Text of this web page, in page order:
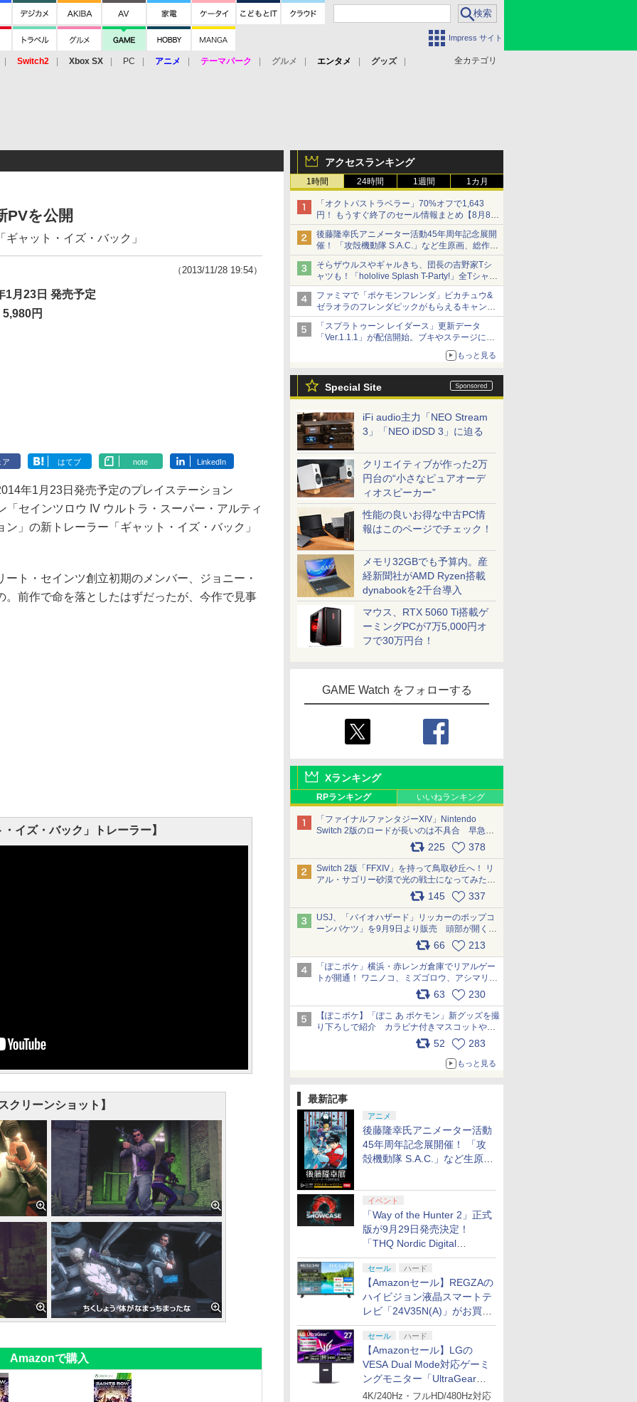
Impress サイト
全カテゴリ
Switch2 Xbox SX PC アニメ テーマパーク グルメ エンタメ
グッズ
アクセスランキング
1時間 24時間 1週間 1カ月
「オクトパストラベラー」70%オフで1,643
円！ もうすぐ終了のセール情報まとめ【8月8日
更新】
ニンテンドーeショップでは「大神 絶景版」が
67%オフで990円
後藤隆幸氏アニメーター活動45年周年記念展開
催！ 「攻殻機動隊 S.A.C.」など生原画、総作画
監督修正が展示
そらザウルスやギャルきち、団長の吉野家Tシ
ャツも！「hololive Splash T-Party!」全Tシャツ
ラインナップ公開＆オンライン販売開始
ファミマで「ポケモンフレンダ」ピカチュウ&
ゼラオラのフレンダピックがもらえるキャンペ
ーン開催！
「スプラトゥーン レイダース」更新データ
「Ver.1.1.1」が配信開始。ブキやステージに関
もっと見る
Special Site
iFi audio主力「NEO Stream
3」「NEO iDSD 3」に迫る
クリエイティブが作った2万
円台の“小さなピュアオーデ
ィオスピーカー”
性能の良いお得な中古PC情
報はこのページでチェック！
メモリ32GBでも予算内。産
経新聞社がAMD Ryzen搭載
dynabookを2千台導入
マウス、RTX 5060 Ti搭載ゲ
ーミングPCが7万5,000円オ
フで30万円台！
GAME Watch をフォローする
Xランキング
RPランキング いいねランキング
「ファイナルファンタジーXIV」Nintendo
Switch 2版のロードが長いのは不具合 早急に
アップデートできるよう対応中225 378
Switch 2版「FFXIV」を持って鳥取砂丘へ！ リ
アル・サゴリー砂漠で光の戦士になってみた
145 337
USJ、「バイオハザード」リッカーのポップコ
ーンバケツ」を9月9日より販売 頭部が開く仕
組み。味は恐怖を堪のう「味噌フレーバー」
66 213
「ぽこポケ」横浜・赤レンガ倉庫でリアルゲー
トが開通！ ワニノコ、ミズゴロウ、アシマリ登
場シーンをレポート pic.x.com/LDgEByVl6D
63 230
【ぽこポケ】「ぽこ あ ポケモン」新グッズを撮
り下ろしで紹介 カラビナ付きマスコットやス
52 283
もっと見る
最新記事
アニメ
後藤隆幸氏アニメーター活動
45年周年記念展開催！ 「攻
殻機動隊 S.A.C.」など生原
イベント
「Way of the Hunter 2」正式
版が9月29日発売決定！
「THQ Nordic Digital
Showcase 2026」まとめ
セール ハード
【Amazonセール】REGZAの
ハイビジョン液晶スマートテ
レビ「24V35N(A)」がお買い
得！
セール ハード
【Amazonセール】LGの
VESA Dual Mode対応ゲーミ
ングモニター「UltraGear
27G850A-B」がお買い得！
4K/240Hz・フルHD/480Hz対応
PVを公開
ャット・イズ・バック」
（2013/11/28 19:54）
1月23日 発売予定
円
ア はてブ note LinkedIn
年1月23日発売予定のプレイステーション
セインツロウ IV ウルトラ・スーパー・アルティ
」の新トレーラー「ギャット・イズ・バック」
ト・セインツ創立初期のメンバー、ジョニー・
。前作で命を落としたはずだったが、今作で見事
イズ・バック」トレーラー】
クリーンショット】
Amazonで購入